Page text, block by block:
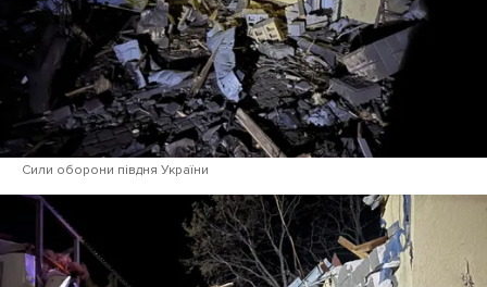
Сили оборони півдня України